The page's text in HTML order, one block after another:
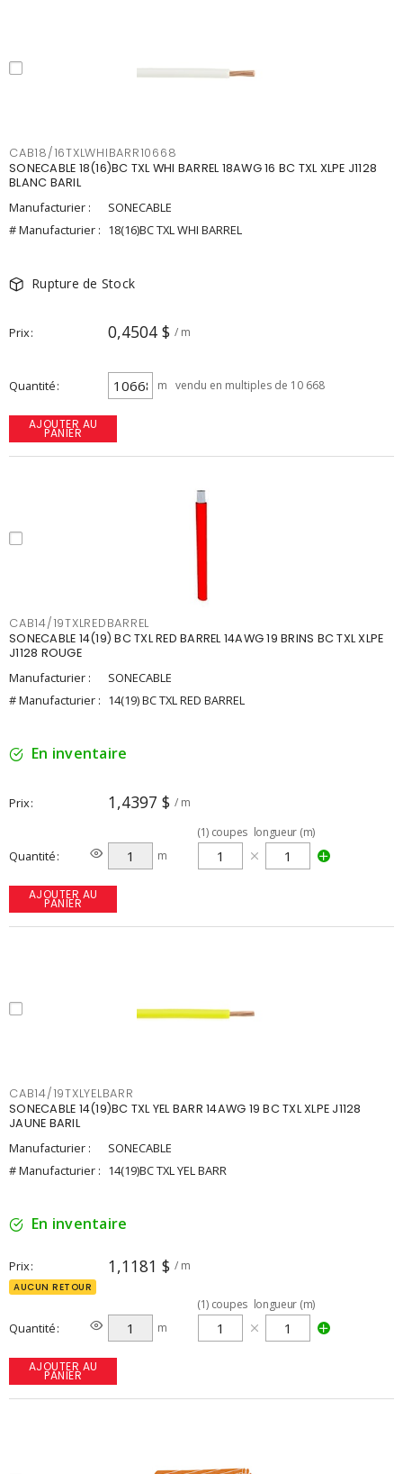
CAB18/16TXLWHIBARR10668
SONECABLE 18(16)BC TXL WHI BARREL 18AWG 16 BC TXL XLPE J1128
BLANC BARIL
Manufacturier :
SONECABLE
# Manufacturier : 18(16)BC TXL WHI BARREL
Rupture de Stock
Prix 0,4504 $ / m
Quantité m vendu en multiples de 10 668
AJOUTER AU
PANIER
CAB14/19TXLREDBARREL
SONECABLE 14(19) BC TXL RED BARREL 14AWG 19 BRINS BC TXL XLPE
J1128 ROUGE
Manufacturier :
SONECABLE
# Manufacturier : 14(19) BC TXL RED BARREL
En inventaire
Prix 1,4397 $ / m
Quantité m
(1) coupes longueur (m)
AJOUTER AU
PANIER
CAB14/19TXLYELBARR
SONECABLE 14(19)BC TXL YEL BARR 14AWG 19 BC TXL XLPE J1128
JAUNE BARIL
Manufacturier :
SONECABLE
# Manufacturier : 14(19)BC TXL YEL BARR
En inventaire
Prix 1,1181 $ / m
AUCUN RETOUR
Quantité m
(1) coupes longueur (m)
AJOUTER AU
PANIER